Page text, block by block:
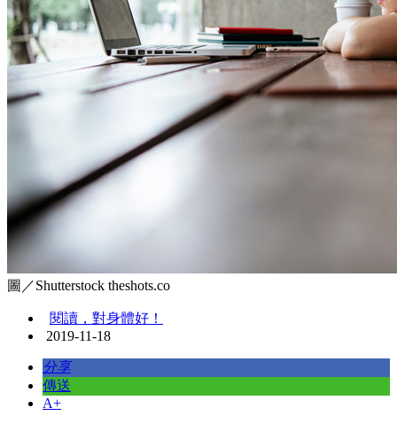
圖／Shutterstock theshots.co
閱讀，對身體好！
2019-11-18
分享
傳送
A+